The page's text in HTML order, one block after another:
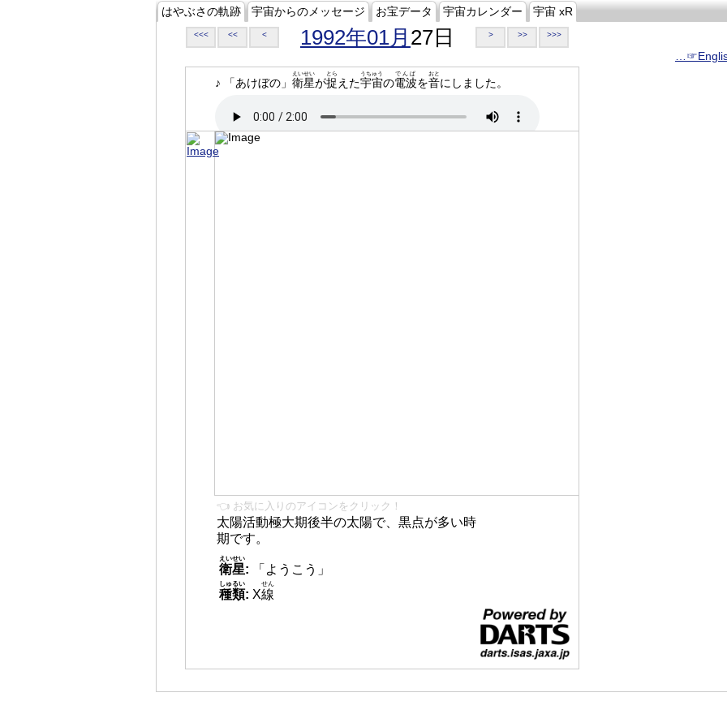
はやぶさの軌跡 宇宙からのメッセージ お宝データ 宇宙カレンダー 宇宙 xR
<<< << < 1992年01月 27日 > >> >>>
♪ 「あけぼの」 衛星
えいせい
が捉
とら
えた宇宙
うちゅう
の電波
でんぱ
を音
おと
にしました。
👈 お気に入りのアイコンをクリック！
太陽活動極大期後半の太陽で、黒点が多い時
期です。
衛星
えいせい
:
「ようこう」
種類
しゅるい
: X線
せん